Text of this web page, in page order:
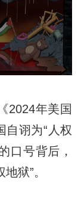
年美国
自诩为“人权
口号背后，
狱”。